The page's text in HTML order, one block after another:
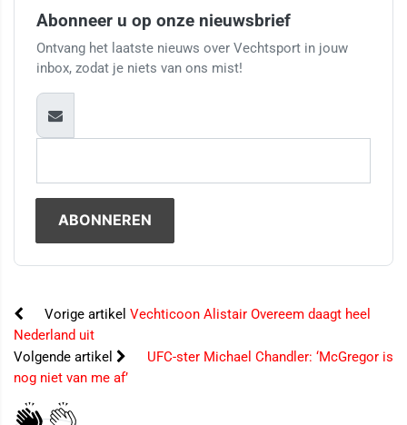
Abonneer u op onze nieuwsbrief
Ontvang het laatste nieuws over Vechtsport in jouw
inbox, zodat je niets van ons mist!
Vorige artikel Vechticoon Alistair Overeem daagt heel
Nederland uit
Volgende artikel
UFC-ster Michael Chandler: ‘McGregor is
nog niet van me af’